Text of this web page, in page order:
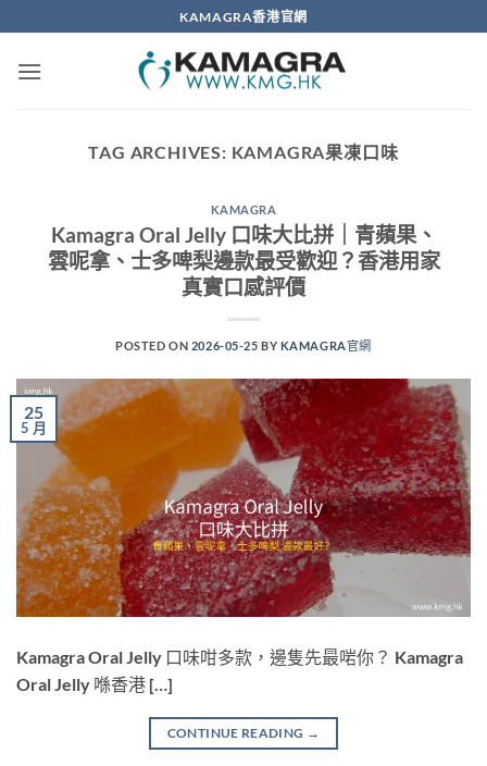
to
content
KAMAGRA香港官網
TAG ARCHIVES: KAMAGRA果凍口味
KAMAGRA
Kamagra Oral Jelly 口味大比拼｜青蘋果、
雲呢拿、士多啤梨邊款最受歡迎？香港用家
真實口感評價
POSTED ON 2026-05-25 BY KAMAGRA官網
25
5 月
Kamagra Oral Jelly 口味咁多款，邊隻先最啱你？ Kamagra
Oral Jelly 喺香港 […]
CONTINUE READING →